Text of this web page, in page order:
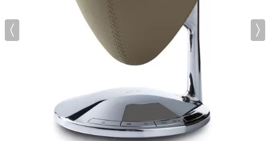
Мультиварки
Паровые шкафы для одежды
Парогенераторы
Подогреватели